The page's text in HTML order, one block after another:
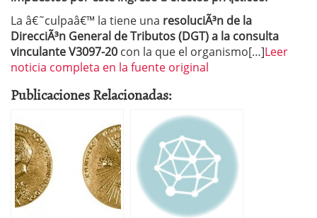
La â€˜culpaâ€™ la tiene una resoluciÃ³n de la
DirecciÃ³n General de Tributos (DGT) a la consulta
vinculante V3097-20 con la que el organismo[…]Leer
noticia completa en la fuente original
Publicaciones Relacionadas: